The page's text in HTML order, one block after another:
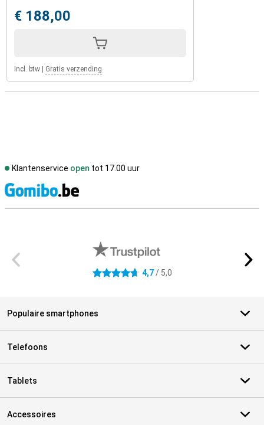
€ 188,00
Incl. btw Gratis verzending
Klantenservice open tot 17.00 uur
4.7 sterren 4,7/ 5,0
Populaire smartphones
Telefoons
Tablets
Accessoires